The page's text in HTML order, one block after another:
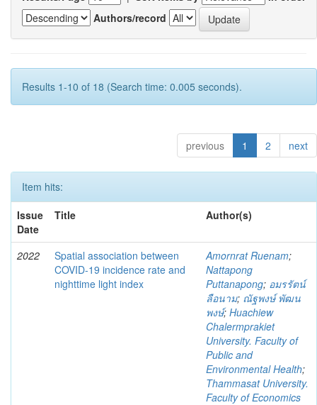
Authors/record
Results 1-10 of 18 (Search time: 0.005 seconds).
previous 1 2 next
Item hits:
Issue
Date
Title Author(s)
2022
Spatial association between
COVID-19 incidence rate and
nighttime light index
Amornrat Ruenam;
Nattapong
Puttanapong; อมรรัตน์
ลือนาม; ณัฐพงษ์ พัฒน
พงษ์; Huachiew
Chalermprakiet
University. Faculty of
Public and
Environmental Health;
Thammasat University.
Faculty of Economics